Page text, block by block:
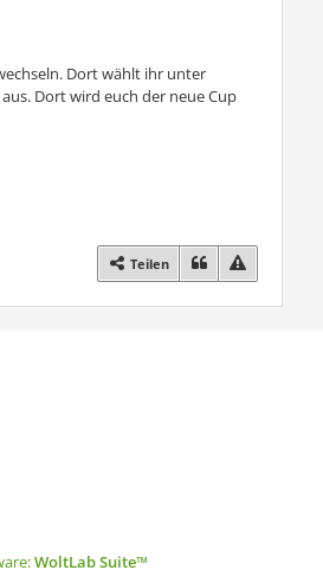
Dort wählt ihr unter
Dort wird euch der neue Cup
Teilen
WoltLab Suite™